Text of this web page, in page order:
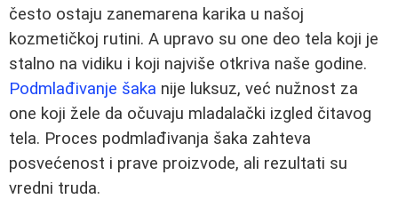
često ostaju zanemarena karika u našoj
kozmetičkoj rutini. A upravo su one deo tela koji je
stalno na vidiku i koji najviše otkriva naše godine.
Podmlađivanje šaka nije luksuz, već nužnost za
one koji žele da očuvaju mladalački izgled čitavog
tela. Proces podmlađivanja šaka zahteva
posvećenost i prave proizvode, ali rezultati su
vredni truda.